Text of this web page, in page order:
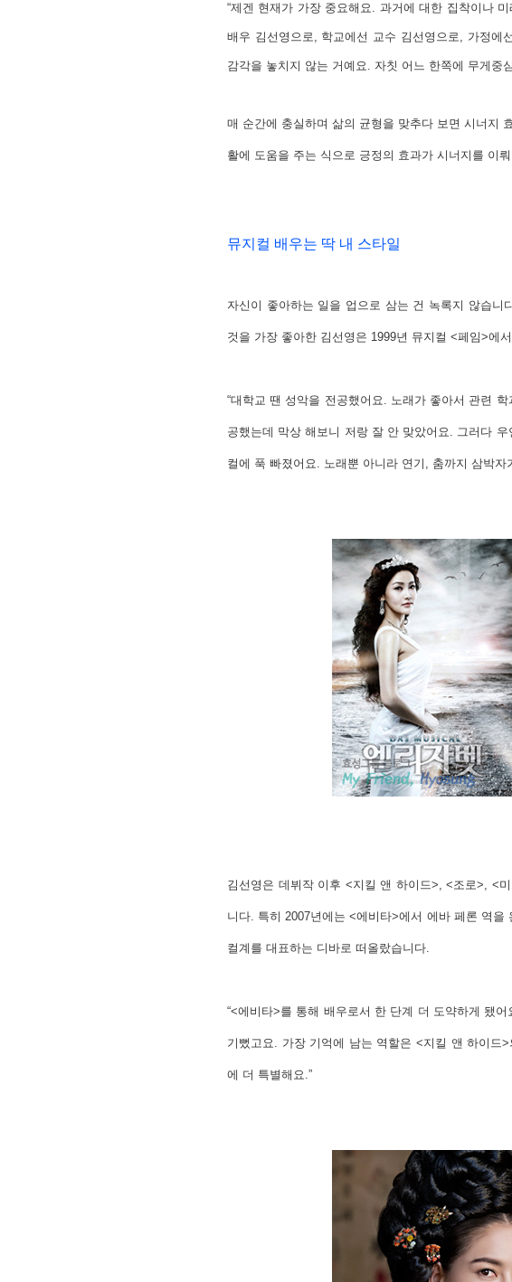
“제겐 현재가 가장 중요해요. 과거에 대한 집착이나
배우 김선영으로, 학교에선 교수 김선영으로, 가정
감각을 놓치지 않는 거예요. 자칫 어느 한쪽에 무게중
매 순간에 충실하며 삶의 균형을 맞추다 보면 시너지
활에 도움을 주는 식으로 긍정의 효과가 시너지를 이
뮤지컬 배우는 딱 내 스타일
자신이 좋아하는 일을 업으로 삼는 건 녹록지 않습
것을 가장 좋아한 김선영은 1999년 뮤지컬 <페임>에
“대학교 땐 성악을 전공했어요. 노래가 좋아서 관련
공했는데 막상 해보니 저랑 잘 안 맞았어요. 그러다
컬에 푹 빠졌어요. 노래뿐 아니라 연기, 춤까지 삼박
김선영은 데뷔작 이후 <지킬 앤 하이드>, <조로>, <
니다. 특히 2007년에는 <에비타>에서 에바 페론 역
컬계를 대표하는 디바로 떠올랐습니다.
“<에비타>를 통해 배우로서 한 단계 더 도약하게 됐
기뻤고요. 가장 기억에 남는 역할은 <지킬 앤 하이드
에 더 특별해요.”